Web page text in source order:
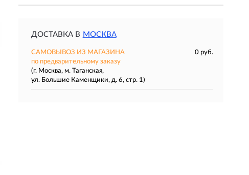
ДОСТАВКА В МОСКВА
САМОВЫВОЗ ИЗ МАГАЗИНА
0 руб.
по предварительному заказу
(г. Москва, м. Таганская,
ул. Большие Каменщики, д. 6, стр. 1)